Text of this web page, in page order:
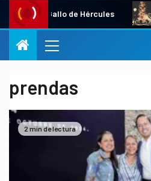
Gallo de Hércules
prendas
2 min de lectura